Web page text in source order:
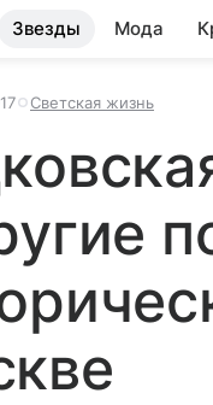
Звезды Мода
Светская жизнь